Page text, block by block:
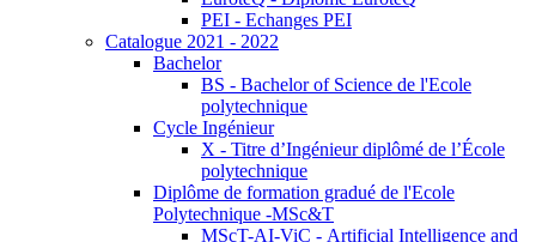
PEI - Echanges PEI
Catalogue 2021 - 2022
Bachelor
BS - Bachelor of Science de l'Ecole
polytechnique
Cycle Ingénieur
X - Titre d’Ingénieur diplômé de l’École
polytechnique
Diplôme de formation gradué de l'Ecole
Polytechnique -MSc&T
MScT-AI-ViC - Artificial Intelligence and